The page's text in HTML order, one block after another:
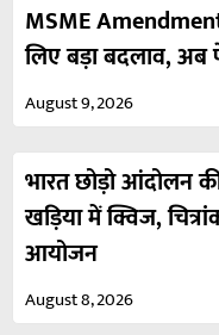
MSME
लिए बड़ा बदलाव, अब
August 9, 2026
भारत छोड़ो आंदोलन
खड़िया में क्विज,
आयोजन
August 8, 2026